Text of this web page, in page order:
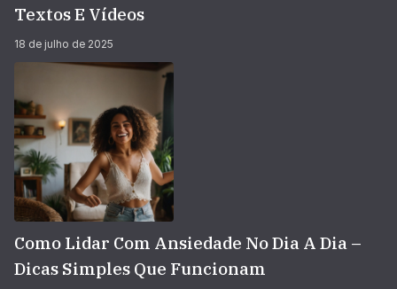
Textos E Vídeos
18 de julho de 2025
Como Lidar Com Ansiedade No Dia A Dia –
Dicas Simples Que Funcionam